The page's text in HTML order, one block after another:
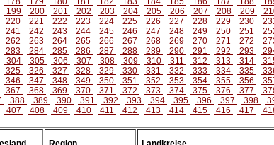
199 200 201 202 203 204 205 206 207 208 209
220 221 222 223 224 225 226 227 228 229 230
241 242 243 244 245 246 247 248 249 250 251
262 263 264 265 266 267 268 269 270 271 272
283 284 285 286 287 288 289 290 291 292 293
304 305 306 307 308 309 310 311 312 313 314
325 326 327 328 329 330 331 332 333 334 335
346 347 348 349 350 351 352 353 354 355 356
367 368 369 370 371 372 373 374 375 376 377
388 389 390 391 392 393 394 395 396 397 398
407 408 409 410 411 412 413 414 415 416 417